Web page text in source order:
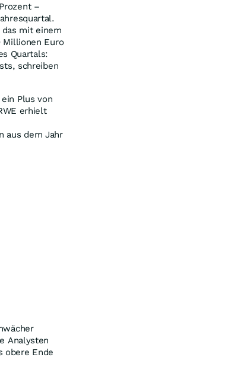
–
mit einem
Millionen Euro
Quartals:
schreiben
Plus von
erhielt
aus dem Jahr
Analysten
obere Ende